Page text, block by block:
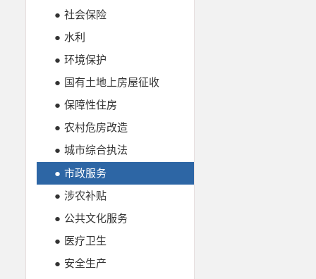
● 社会保险
● 水利
● 环境保护
● 国有土地上房屋征收
● 保障性住房
● 农村危房改造
● 城市综合执法
● 市政服务
● 涉农补贴
● 公共文化服务
● 医疗卫生
● 安全生产